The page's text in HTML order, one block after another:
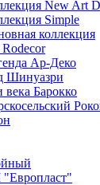
New Art
Simple
коллекция
Ар-Деко
Шинуазри
века Барокко